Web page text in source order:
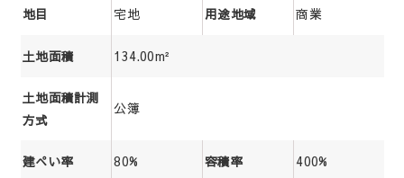
地目 宅地 用途地域 商業
土地面積 134.00m²
土地面積計測
方式
公簿
建ぺい率 80% 容積率 400%